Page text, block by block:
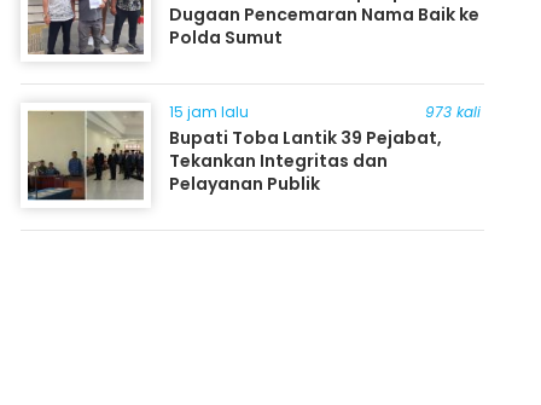
Dugaan Pencemaran Nama Baik ke
Polda Sumut
15 jam lalu 973 kali
Bupati Toba Lantik 39 Pejabat,
Tekankan Integritas dan
Pelayanan Publik